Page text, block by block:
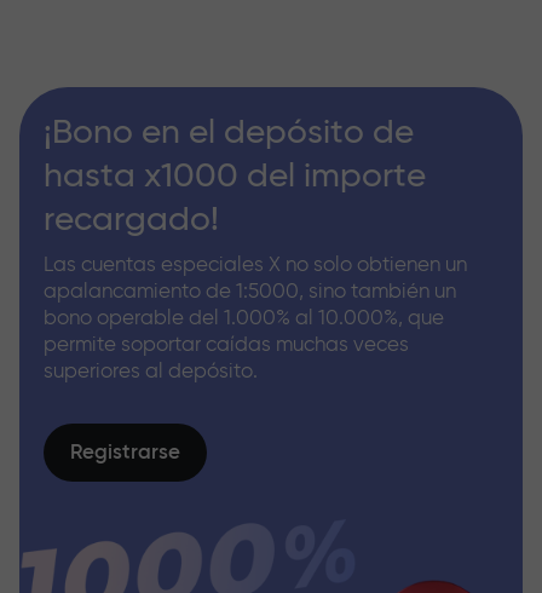
¡Bono en el depósito de
hasta x1000 del importe
recargado!
Las cuentas especiales X no solo obtienen un
apalancamiento de 1:5000, sino también un
bono operable del 1.000% al 10.000%, que
permite soportar caídas muchas veces
superiores al depósito.
Registrarse